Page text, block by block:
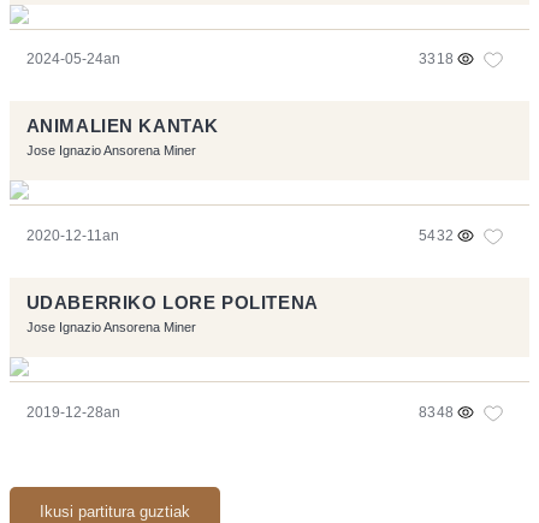
2024-05-24an 3318
ANIMALIEN KANTAK
Jose Ignazio Ansorena Miner
2020-12-11an 5432
UDABERRIKO LORE POLITENA
Jose Ignazio Ansorena Miner
2019-12-28an 8348
Ikusi partitura guztiak